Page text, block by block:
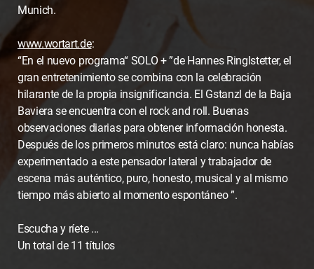
Munich.
www.wortart.de:
“En el nuevo programa“ SOLO + ”de Hannes Ringlstetter, el
gran entretenimiento se combina con la celebración
hilarante de la propia insignificancia. El Gstanzl de la Baja
Baviera se encuentra con el rock and roll. Buenas
observaciones diarias para obtener información honesta.
Después de los primeros minutos está claro: nunca habías
experimentado a este pensador lateral y trabajador de
escena más auténtico, puro, honesto, musical y al mismo
tiempo más abierto al momento espontáneo ”.
Escucha y ríete ...
Un total de 11 títulos